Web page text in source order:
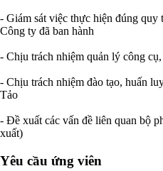
- Giám sát việc thực hiện đúng quy
Công ty đã ban hành
- Chịu trách nhiệm quản lý công
- Chịu trách nhiệm đào tạo, huấn
Tảo
- Đề xuất các vấn đề liên quan bộ
xuất)
Yêu cầu ứng viên